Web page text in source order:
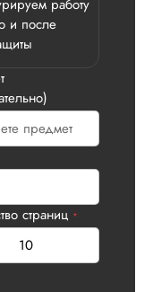
работу
и после
страниц *
Илья П.
Вид работы:
Диссертация